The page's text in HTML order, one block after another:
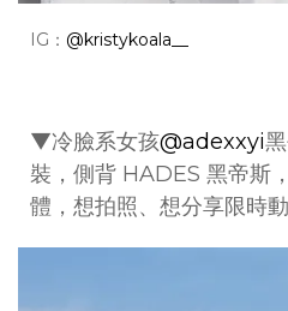
IG： @kristykoala__
▼冷臉系女孩@adexxyi
裝，側背 HADES 黑帝斯
體，想拍照、想分享限時